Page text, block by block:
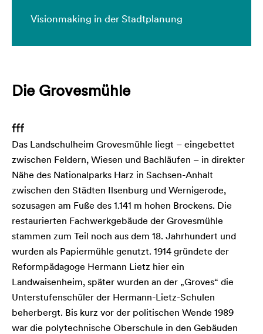
Visionmaking in der Stadtplanung
Die Grovesmühle
fff
Das Landschulheim Grovesmühle liegt – eingebettet
zwischen Feldern, Wiesen und Bachläufen – in direkter
Nähe des Nationalparks Harz in Sachsen-Anhalt
zwischen den Städten Ilsenburg und Wernigerode,
sozusagen am Fuße des 1.141 m hohen Brockens. Die
restaurierten Fachwerkgebäude der Grovesmühle
stammen zum Teil noch aus dem 18. Jahrhundert und
wurden als Papiermühle genutzt. 1914 gründete der
Reformpädagoge Hermann Lietz hier ein
Landwaisenheim, später wurden an der „Groves“ die
Unterstufenschüler der Hermann-Lietz-Schulen
beherbergt. Bis kurz vor der politischen Wende 1989
war die polytechnische Oberschule in den Gebäuden